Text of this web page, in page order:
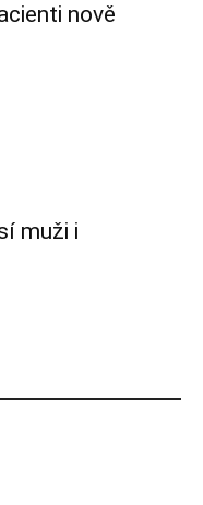
nově
muži i